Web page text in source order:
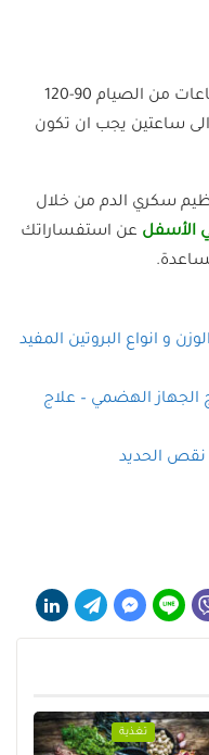
يكون معدل السكر الطبيعي بعد 8 ساعات من الصيام 90-120
الى ساعتين يجب ان تكون
سكري الدم من خلال
الأسفل عن استفساراتك
و انواع البروتين المفيد
الجهاز الهضمي – علاج
تغذية